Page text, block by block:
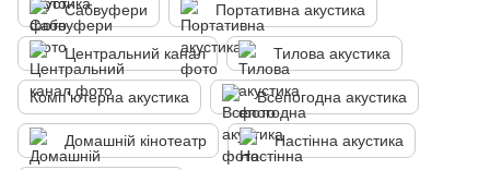
Сабвуфери Портативна акустика
Центральний канал Тилова акустика
Комп'ютерна акустика Всепогодна акустика
Домашній кінотеатр Настінна акустика